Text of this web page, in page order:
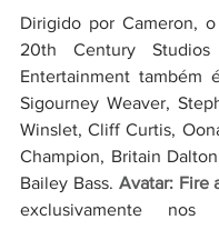
Dirigido por Cameron,
20th Century
Entertainment também
Sigourney Weaver,
Winslet, Cliff Curtis,
Champion, Britain
Bailey Bass.
exclusivamente nos